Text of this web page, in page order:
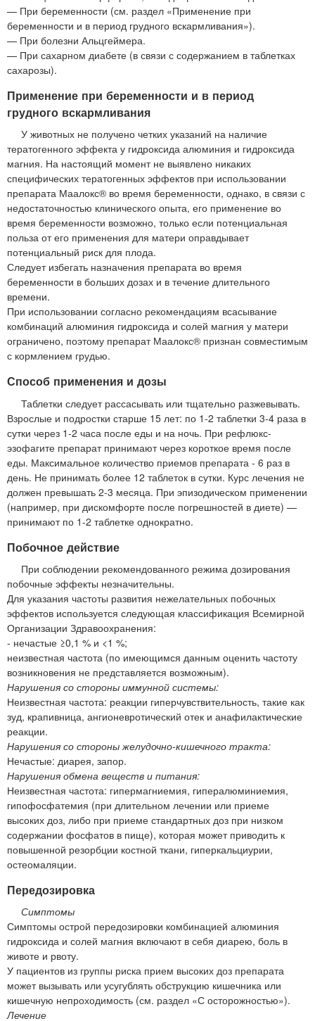
— При беременности (см. раздел «Применение при
беременности и в период грудного вскармливания»).
— При болезни Альцгеймера.
— При сахарном диабете (в связи с содержанием в таблетках
сахарозы).
Применение при беременности и в период
грудного вскармливания
У животных не получено четких указаний на наличие
тератогенного эффекта у гидроксида алюминия и гидроксида
магния. На настоящий момент не выявлено никаких
специфических тератогенных эффектов при использовании
препарата Маалокс® во время беременности, однако, в связи с
недостаточностью клинического опыта, его применение во
время беременности возможно, только если потенциальная
польза от его применения для матери оправдывает
потенциальный риск для плода.
Следует избегать назначения препарата во время
беременности в больших дозах и в течение длительного
времени.
При использовании согласно рекомендациям всасывание
комбинаций алюминия гидроксида и солей магния у матери
ограничено, поэтому препарат Маалокс® признан совместимым
с кормлением грудью.
Способ применения и дозы
Таблетки следует рассасывать или тщательно разжевывать.
Взрослые и подростки старше 15 лет: по 1-2 таблетки 3-4 раза в
сутки через 1-2 часа после еды и на ночь. При рефлюкс-
эзофагите препарат принимают через короткое время после
еды. Максимальное количество приемов препарата - 6 раз в
день. Не принимать более 12 таблеток в сутки. Курс лечения не
должен превышать 2-3 месяца. При эпизодическом применении
(например, при дискомфорте после погрешностей в диете) —
принимают по 1-2 таблетке однократно.
Побочное действие
При соблюдении рекомендованного режима дозирования
побочные эффекты незначительны.
Для указания частоты развития нежелательных побочных
эффектов используется следующая классификация Всемирной
Организации Здравоохранения:
- нечастые ≥0,1 % и <1 %;
неизвестная частота (по имеющимся данным оценить частоту
возникновения не представляется возможным).
Нарушения со стороны иммунной системы:
Неизвестная частота: реакции гиперчувствительность, такие как
зуд, крапивница, ангионевротический отек и анафилактические
реакции.
Нарушения со стороны желудочно-кишечного тракта:
Нечастые: диарея, запор.
Нарушения обмена веществ и питания:
Неизвестная частота: гипермагниемия, гипералюминиемия,
гипофосфатемия (при длительном лечении или приеме
высоких доз, либо при приеме стандартных доз при низком
содержании фосфатов в пище), которая может приводить к
повышенной резорбции костной ткани, гиперкальциурии,
остеомаляции.
Передозировка
Симптомы
Симптомы острой передозировки комбинацией алюминия
гидроксида и солей магния включают в себя диарею, боль в
животе и рвоту.
У пациентов из группы риска прием высоких доз препарата
может вызывать или усугублять обструкцию кишечника или
кишечную непроходимость (см. раздел «С осторожностью»).
Лечение